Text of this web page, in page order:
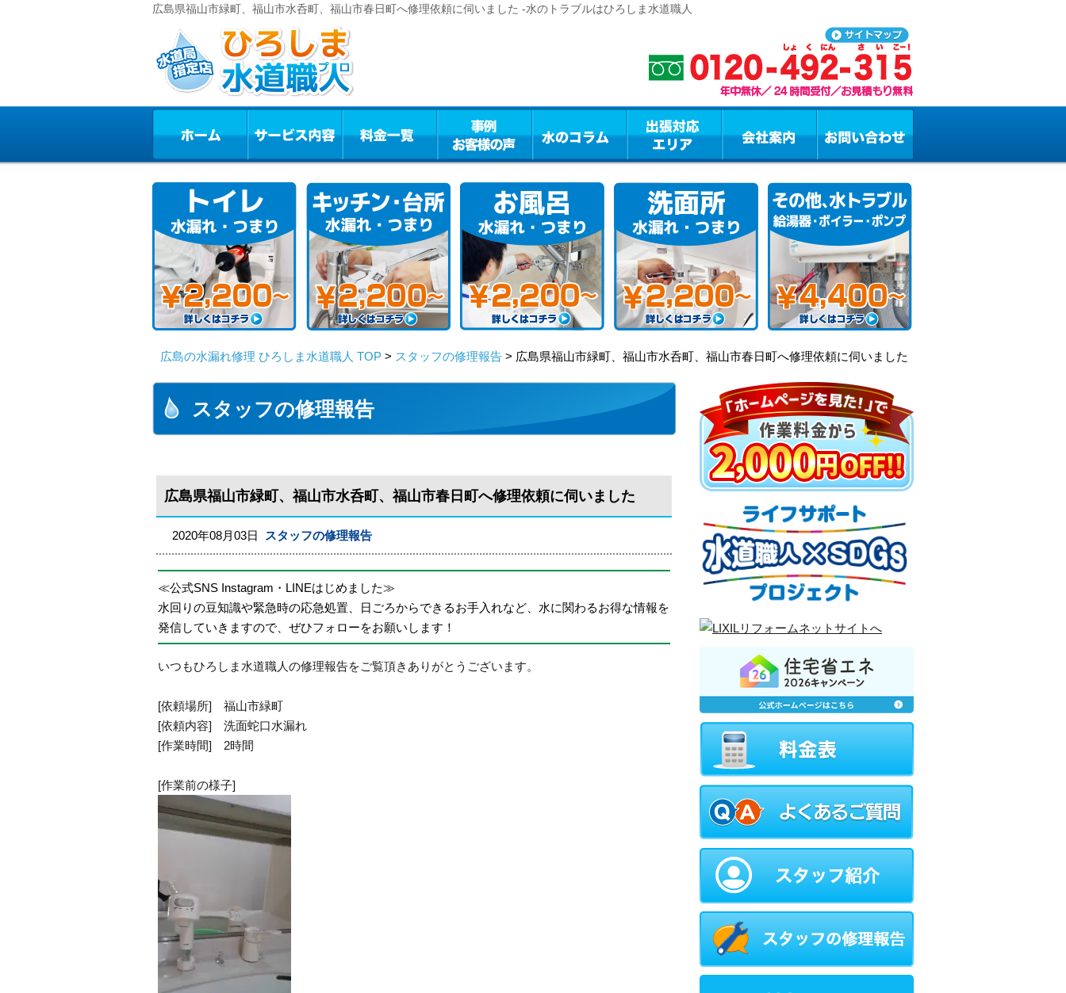
広島県福山市緑町、福山市水呑町、福山市春日町へ修理依頼に伺いました -水のトラブルはひろしま水道職人
広島の水漏れ修理 ひろしま水道職人 TOP > スタッフの修理報告 > 広島県福山市緑町、福山市水呑町、福山市春日町へ修理依頼に伺いました
スタッフの修理報告
広島県福山市緑町、福山市水呑町、福山市春日町へ修理依頼に伺いました
2020年08月03日 スタッフの修理報告
≪公式SNS Instagram・LINEはじめました≫
水回りの豆知識や緊急時の応急処置、日ごろからできるお手入れなど、水に関わるお得な情報を
発信していきますので、ぜひフォローをお願いします！
いつもひろしま水道職人の修理報告をご覧頂きありがとうございます。
[依頼場所] 福山市緑町
[依頼内容] 洗面蛇口水漏れ
[作業時間] 2時間
[作業前の様子]